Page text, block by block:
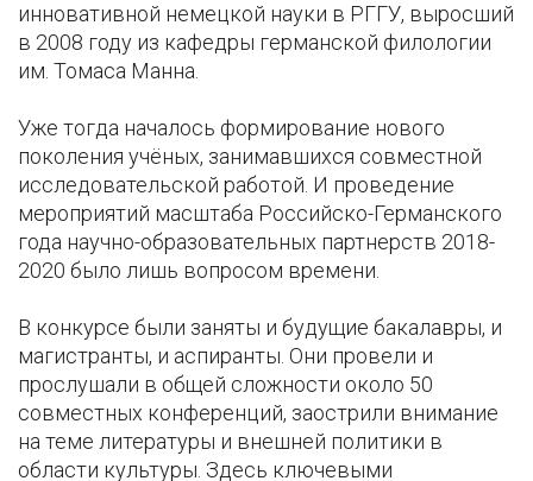
инновативной немецкой науки в РГГУ, выросший
в 2008 году из кафедры германской филологии
им. Томаса Манна.
Уже тогда началось формирование нового
поколения учёных, занимавшихся совместной
исследовательской работой. И проведение
мероприятий масштаба Российско-Германского
года научно-образовательных партнерств 2018-
2020 было лишь вопросом времени.
В конкурсе были заняты и будущие бакалавры, и
магистранты, и аспиранты. Они провели и
прослушали в общей сложности около 50
совместных конференций, заострили внимание
на теме литературы и внешней политики в
области культуры. Здесь ключевыми